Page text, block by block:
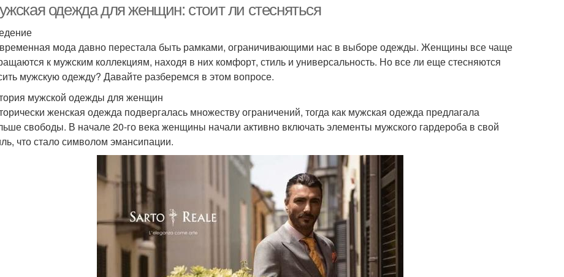
одежда для женщин: стоит ли стесняться
мода давно перестала быть рамками, ограничивающими нас в выборе одежды. Женщины все чаще
к мужским коллекциям, находя в них комфорт, стиль и универсальность. Но все ли еще стесняются
мужскую одежду? Давайте разберемся в этом вопросе.
мужской одежды для женщин
женская одежда подвергалась множеству ограничений, тогда как мужская одежда предлагала
свободы. В начале 20-го века женщины начали активно включать элементы мужского гардероба в свой
что стало символом эмансипации.